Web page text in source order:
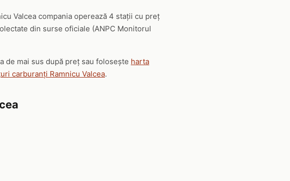
Valcea compania operează 4 stații cu preț
din surse oficiale (ANPC Monitorul
de mai sus după preț sau folosește harta
carburanți Ramnicu Valcea.